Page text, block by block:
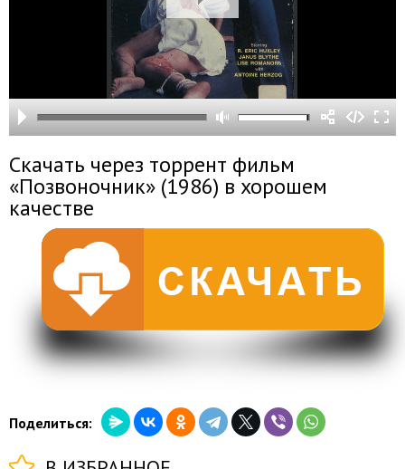
Скачать через торрент фильм
«Позвоночник» (1986) в хорошем
качестве
Поделиться: